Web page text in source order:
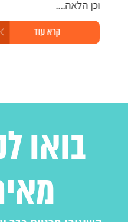
וכן הלאה....
קרא עוד
בואו